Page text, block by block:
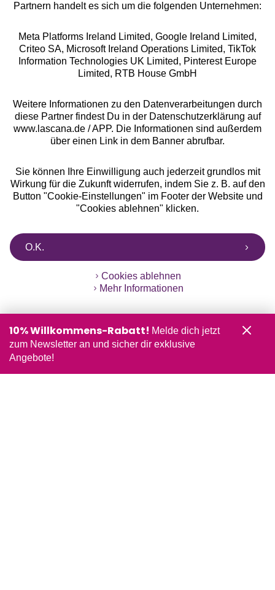
Alle Preise inkl. MwSt., zzgl.
Versandkosten
** Bonität vorausgesetzt, berechtigt zur Bonitätsprüfung
Partnern handelt es sich um die folgenden Unternehmen:
Meta Platforms Ireland Limited, Google Ireland Limited,
Criteo SA, Microsoft Ireland Operations Limited, TikTok
Information Technologies UK Limited, Pinterest Europe
Limited, RTB House GmbH
Weitere Informationen zu den Datenverarbeitungen durch
diese Partner findest Du in der Datenschutzerklärung auf
www.lascana.de / APP. Die Informationen sind außerdem
über einen Link in dem Banner abrufbar.
Sie können Ihre Einwilligung auch jederzeit grundlos mit
Wirkung für die Zukunft widerrufen, indem Sie z. B. auf den
Button "Cookie-Einstellungen" im Footer der Website und
"Cookies ablehnen" klicken.
O.K.
Cookies ablehnen
Mehr Informationen
10% Willkommens-Rabatt! Melde dich jetzt
zum Newsletter an und sicher dir exklusive
Angebote!